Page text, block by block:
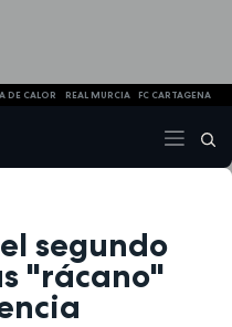
DE CALOR REAL MURCIA FC CARTAGENA
segundo
"rácano"